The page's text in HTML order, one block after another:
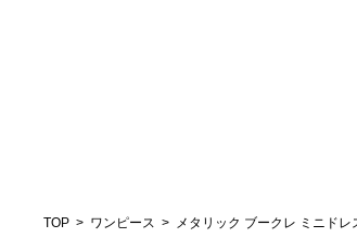
TOP ワンピース メタリック ブークレ ミニドレ